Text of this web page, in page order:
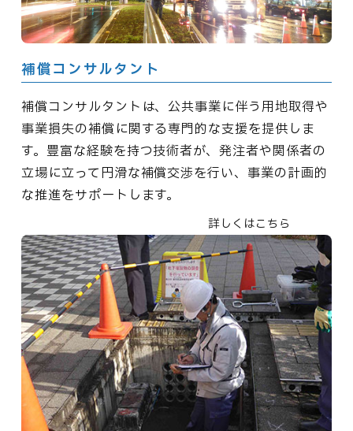
補償コンサルタント
補償コンサルタントは、公共事業に伴う用地取得や
事業損失の補償に関する専門的な支援を提供しま
す。豊富な経験を持つ技術者が、発注者や関係者の
立場に立って円滑な補償交渉を行い、事業の計画的
な推進をサポートします。
詳しくはこちら